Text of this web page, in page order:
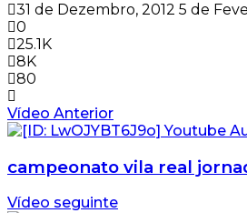
31 de Dezembro, 2012 5 de
0
25.1K
8K
80
Vídeo Anterior
campeonato vila real
Vídeo seguinte